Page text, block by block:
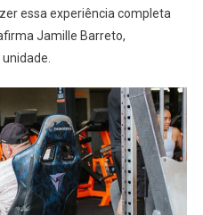
essa experiência completa
Jamille Barreto,